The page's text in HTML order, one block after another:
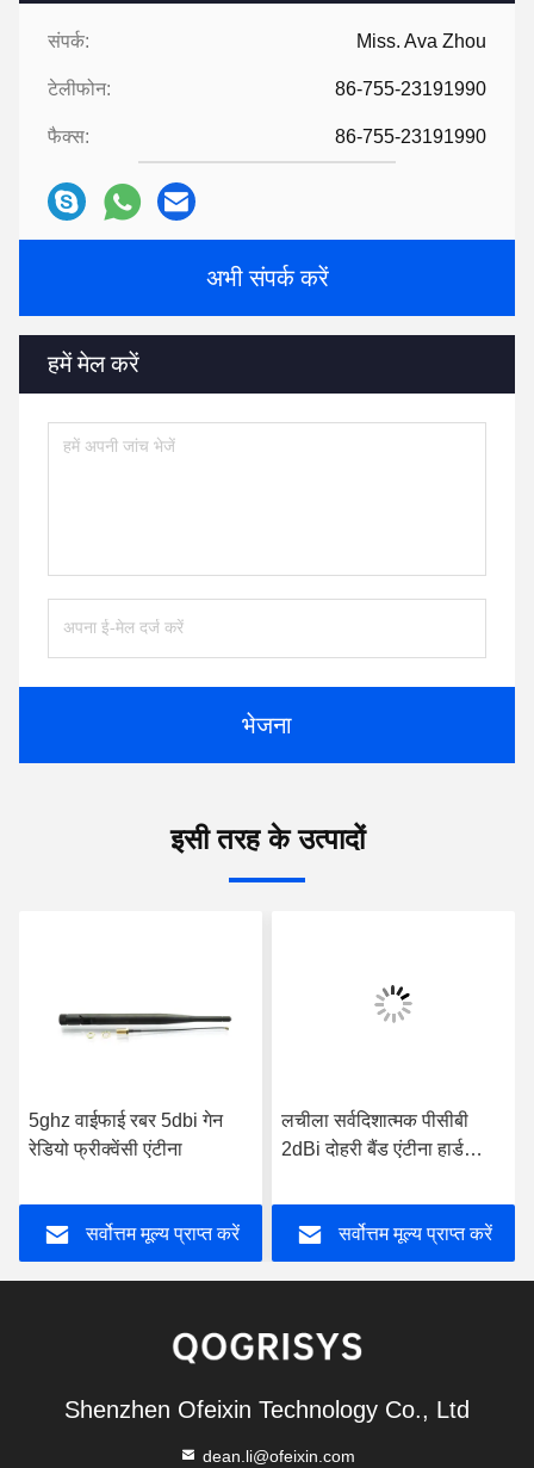
संपर्क: Miss. Ava Zhou
टेलीफोन: 86-755-23191990
फैक्स: 86-755-23191990
अभी संपर्क करें
हमें मेल करें
भेजना
इसी तरह के उत्पादों
5ghz वाईफाई रबर 5dbi गेन
रेडियो फ्रीक्वेंसी एंटीना
सर्वोत्तम मूल्य प्राप्त करें
लचीला सर्वदिशात्मक पीसीबी
2dBi दोहरी बैंड एंटीना हार्ड
सर्वोत्तम मूल्य प्राप्त करें
Shenzhen Ofeixin Technology Co., Ltd
dean.li@ofeixin.com